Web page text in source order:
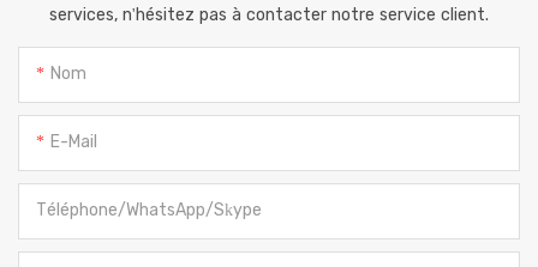
services, n'hésitez pas à contacter notre service client.
Nom
E-Mail
Téléphone/WhatsApp/Skype